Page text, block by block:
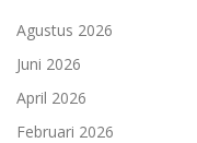
Agustus 2026
Juni 2026
April 2026
Februari 2026